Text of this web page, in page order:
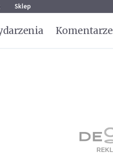
Sklep
Komentarze